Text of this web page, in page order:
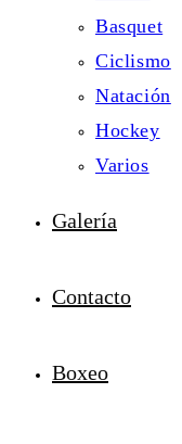
Basquet
Ciclismo
Natación
Hockey
Varios
Galería
Contacto
Boxeo